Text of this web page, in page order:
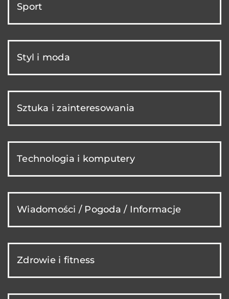
Sport
Styl i moda
Sztuka i zainteresowania
Technologia i komputery
Wiadomości / Pogoda / Informacje
Zdrowie i fitness